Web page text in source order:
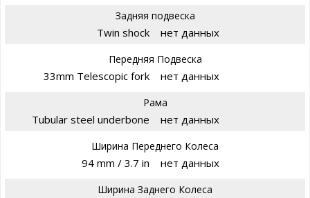
Задняя подвеска
Twin shock нет данных
Передняя Подвеска
33mm Telescopic fork нет данных
Рама
Tubular steel underbone нет данных
Ширина Переднего Колеса
94 mm / 3.7 in нет данных
Ширина Заднего Колеса